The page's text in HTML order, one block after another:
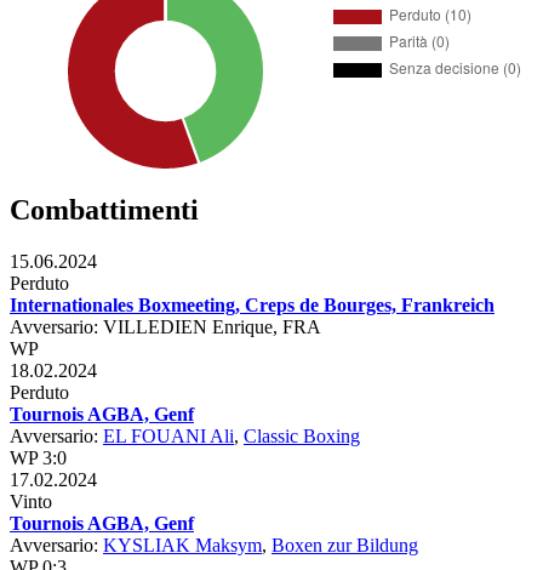
Combattimenti
15.06.2024
Perduto
Internationales Boxmeeting, Creps de Bourges, Frankreich
Avversario: VILLEDIEN Enrique, FRA
WP
18.02.2024
Perduto
Tournois AGBA, Genf
Avversario: EL FOUANI Ali, Classic Boxing
WP 3:0
17.02.2024
Vinto
Tournois AGBA, Genf
Avversario: KYSLIAK Maksym, Boxen zur Bildung